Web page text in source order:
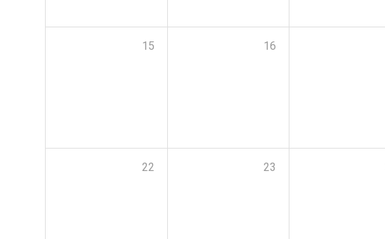
15 16
22 23